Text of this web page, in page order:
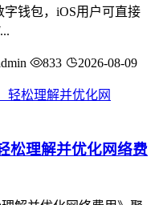
钱包，iOS用户可直接
833 2026-08-09
松理解并优化网络费